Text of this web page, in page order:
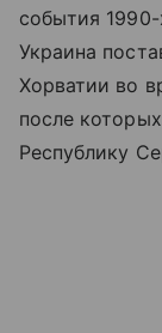
события
Украина
Хорватии во
после
Республику